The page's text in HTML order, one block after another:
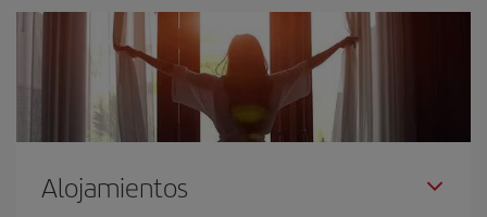
Alojamientos